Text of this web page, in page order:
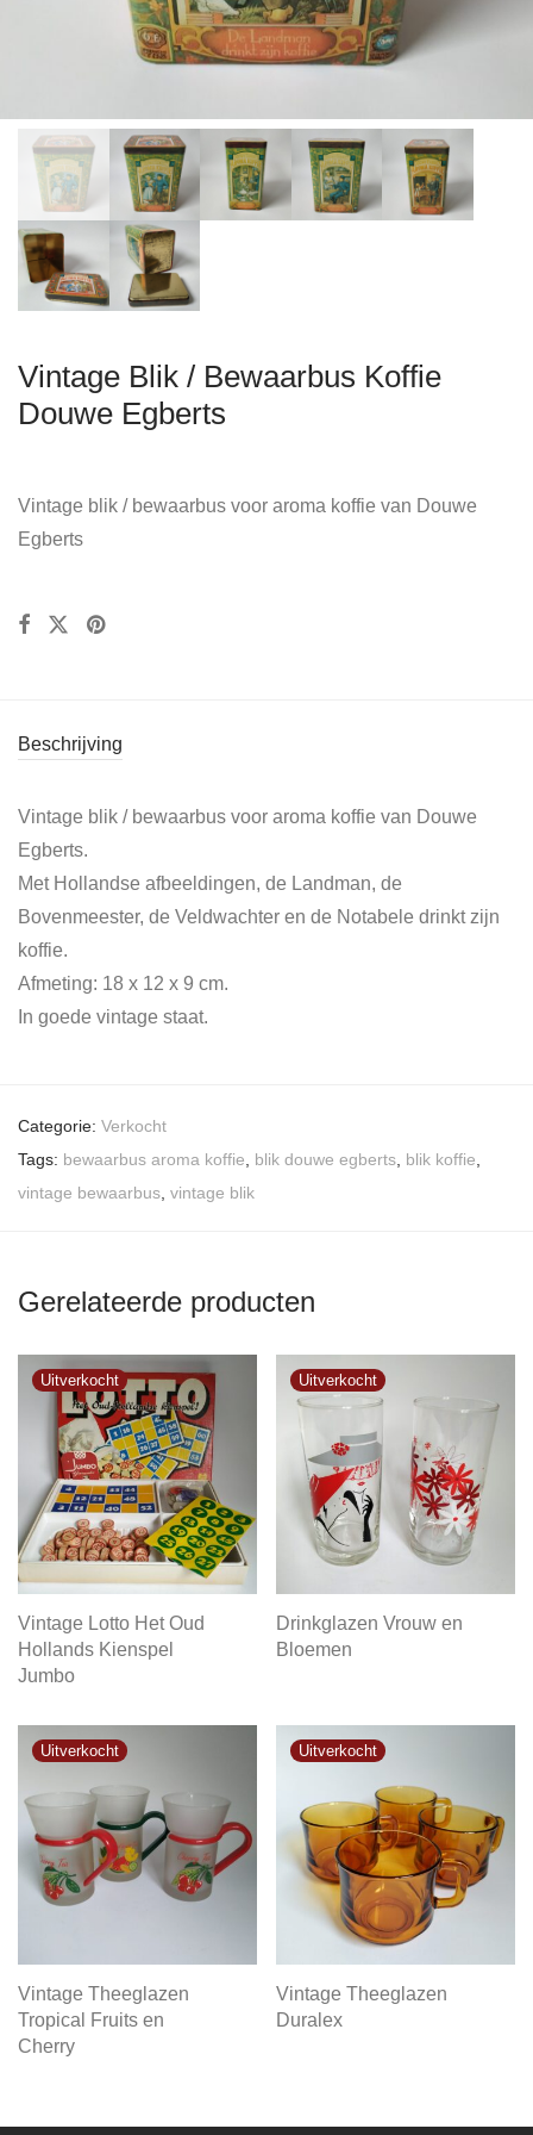
Vintage Blik / Bewaarbus Koffie
Douwe Egberts
Vintage blik / bewaarbus voor aroma koffie van Douwe
Egberts
Beschrijving
Vintage blik / bewaarbus voor aroma koffie van Douwe
Egberts.
Met Hollandse afbeeldingen, de Landman, de
Bovenmeester, de Veldwachter en de Notabele drinkt zijn
koffie.
Afmeting: 18 x 12 x 9 cm.
In goede vintage staat.
Categorie: Verkocht
Tags: bewaarbus aroma koffie blik douwe egberts blik koffie
vintage bewaarbus vintage blik
Gerelateerde producten
Vintage Lotto Het Oud
Hollands Kienspel
Jumbo
Drinkglazen Vrouw en
Bloemen
Vintage Theeglazen
Tropical Fruits en
Cherry
Vintage Theeglazen
Duralex